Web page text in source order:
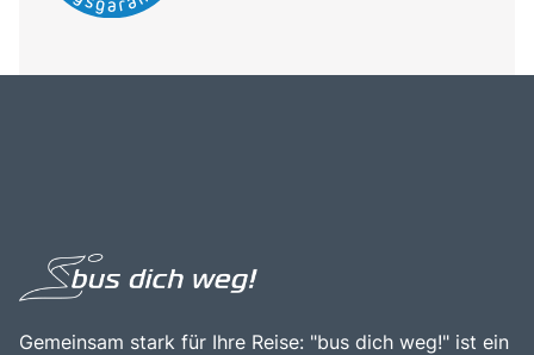
Gemeinsam stark für Ihre Reise: "bus dich weg!" ist ein